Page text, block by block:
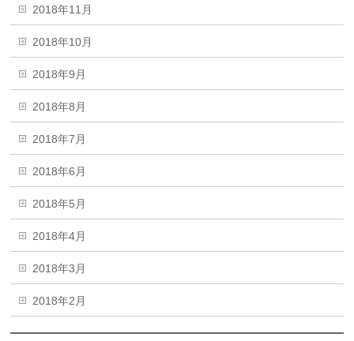
2018年11月
2018年10月
2018年9月
2018年8月
2018年7月
2018年6月
2018年5月
2018年4月
2018年3月
2018年2月